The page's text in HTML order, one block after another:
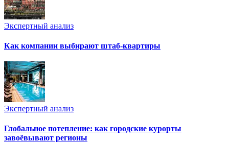
Экспертный анализ
Как компании выбирают штаб-квартиры
Экспертный анализ
Глобальное потепление: как городские курорты
завоёвывают регионы